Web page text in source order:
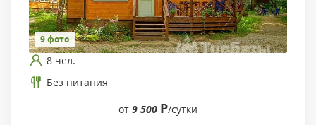
9 фото
8 чел.
Без питания
от 9 500 Р/сутки